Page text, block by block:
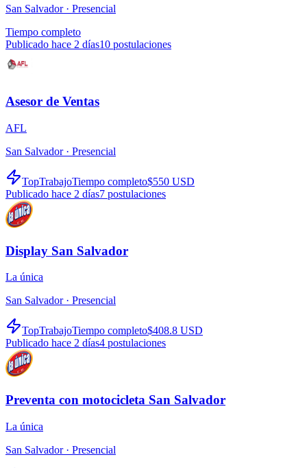
San Salvador · Presencial
Tiempo completo
Publicado hace 2 días10 postulaciones
Asesor de Ventas
AFL
San Salvador · Presencial
TopTrabajoTiempo completo$550 USD
Publicado hace 2 días7 postulaciones
Display San Salvador
La única
San Salvador · Presencial
TopTrabajoTiempo completo$408.8 USD
Publicado hace 2 días4 postulaciones
Preventa con motocicleta San Salvador
La única
San Salvador · Presencial